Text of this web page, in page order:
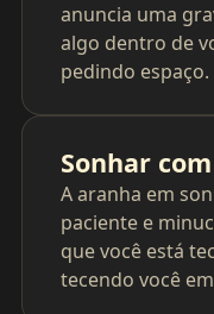
anuncia uma
algo dentro de
pedindo espaço.
Sonhar
A aranha em
paciente e
que você está
tecendo você